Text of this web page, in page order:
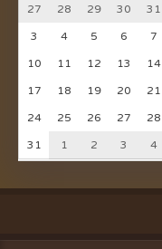
27 28 29 30 31
3 4 5 6 7
10 11 12 13 14
17 18 19 20 21
24 25 26 27 28
31 1 2 3 4